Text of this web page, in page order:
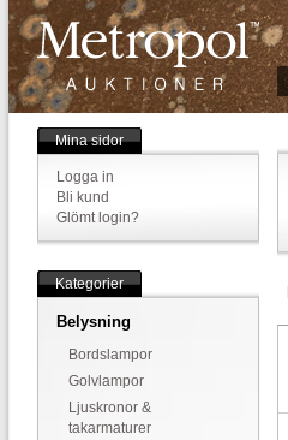
Mina sidor
Logga in
Bli kund
Glömt login?
Kategorier
Belysning
Bordslampor
Golvlampor
Ljuskronor &
takarmaturer